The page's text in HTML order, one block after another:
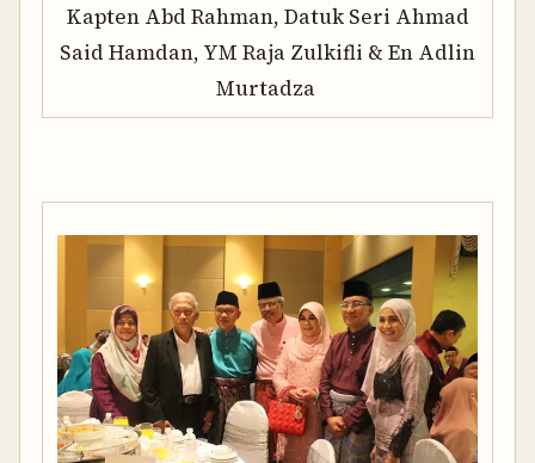
Kapten Abd Rahman, Datuk Seri Ahmad
Said Hamdan, YM Raja Zulkifli & En Adlin
Murtadza